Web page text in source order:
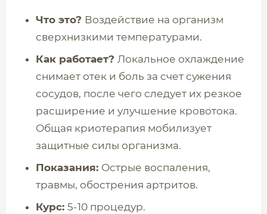
Что это? Воздействие на организм
сверхнизкими температурами.
Как работает? Локальное охлаждение
снимает отек и боль за счет сужения
сосудов, после чего следует их резкое
расширение и улучшение кровотока.
Общая криотерапия мобилизует
защитные силы организма.
Показания: Острые воспаления,
травмы, обострения артритов.
Курс: 5-10 процедур.